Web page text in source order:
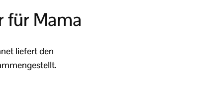
für Mama
liefert den